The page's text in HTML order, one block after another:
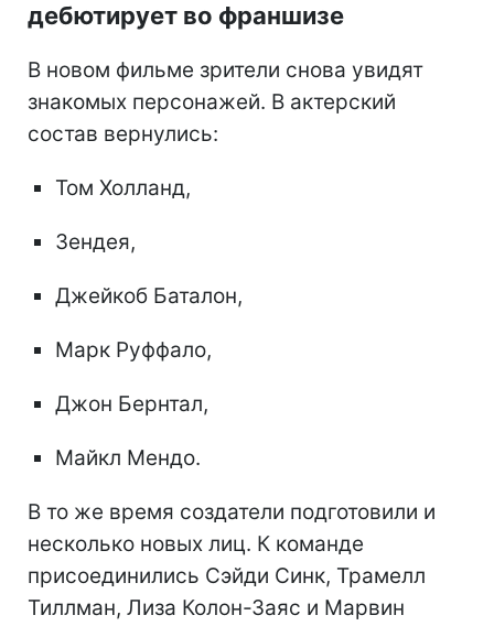
дебютирует во франшизе
В новом фильме зрители снова увидят
знакомых персонажей. В актерский
состав вернулись:
Том Холланд,
Зендея,
Джейкоб Баталон,
Марк Руффало,
Джон Бернтал,
Майкл Мендо.
В то же время создатели подготовили и
несколько новых лиц. К команде
присоединились Сэйди Синк, Трамелл
Тиллман, Лиза Колон-Заяс и Марвин